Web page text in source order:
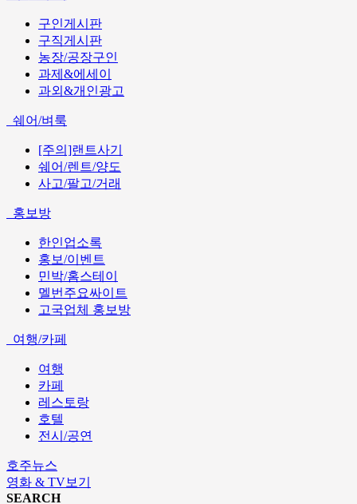
구인게시판
구직게시판
농장/공장구인
과제&에세이
과외&개인광고
쉐어/벼룩
[주의]랜트사기
쉐어/렌트/양도
사고/팔고/거래
홍보방
한인업소록
홍보/이벤트
민박/홈스테이
멜번주요싸이트
고국업체 홍보방
여행/카페
여행
카페
레스토랑
호텔
전시/공연
호주뉴스
영화 & TV보기
SEARCH